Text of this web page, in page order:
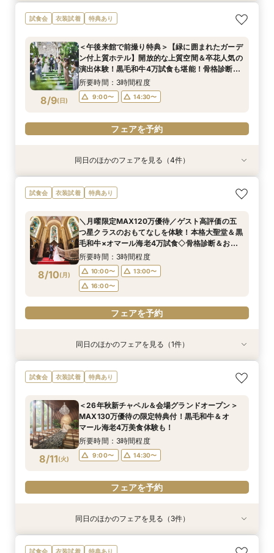
8/8(土)
【歴史感じる独立ステンドグラス大聖堂】記憶に
残る圧巻の空間美＆おもてなし美食を体験！黒毛
所要時間：3時間程度
9:00〜 14:30〜
電話予約のみ
8/8(土)
【初見学におすすめ】予算や日程、不安な事は何
でも相談OK＊選べる3つの会場見学&黒毛和牛4
所要時間：3時間程度
9:00〜 14:30〜
電話予約のみ
8/8(土)
【緑に囲まれたガーデン付上質ホテル】開放的な
上質空間＆卒花人気の演出体験！黒毛和牛4万試
所要時間：3時間程度
9:05〜 14:30〜
電話予約のみ
8/8(土)
＜26年秋新チャペル＆会場グランドオープン＞
MAX130万優待の限定特典付！黒毛和牛＆オ
所要時間：3時間程度
9:05〜 14:30〜
電話予約のみ
試食会 衣装試着 特典あり
8/9(日)
＜午後来館で前撮り特典＞【緑に囲まれたガーデ
ン付上質ホテル】開放的な上質空間＆卒花人気の
演出体験！黒毛和牛4万試食も堪能！骨格診断×
お似合いドレス提案付き
所要時間：3時間程度
9:00〜 14:30〜
フェアを予約
衣装試着 特典あり
8/9(日)
【歴史感じる独立ステンドグラス大聖堂】記憶に
残る圧巻の空間美＆おもてなし美食を体験！黒毛
所要時間：3時間程度
9:00〜 14:30〜
フェアを予約
衣装試着 特典あり
8/9(日)
＜26年秋新チャペル＆会場グランドオープン＞
MAX130万優待の限定特典付！黒毛和牛＆オ
所要時間：3時間程度
9:00〜 14:30〜
フェアを予約
衣装試着 特典あり
8/9(日)
【洗練されたホテルウェディング】五ツ星クラス
のおもてなしを体験！黒毛和牛4万試食で美食を
所要時間：3時間程度
9:05〜 14:30〜
フェアを予約
衣装試着 特典あり
8/9(日)
【初見学におすすめ】予算や日程、不安な事は何
でも相談OK＊選べる3つの会場見学&黒毛和牛4
所要時間：3時間程度
9:05〜 14:30〜
フェアを予約
同日のほかのフェアを見る（4件）
試食会 衣装試着 特典あり
8/10(月)
＼月曜限定MAX120万優待／ゲスト高評価の五
つ星クラスのおもてなしを体験！本格大聖堂＆黒
毛和牛×オマール海老4万試食◇骨格診断＆お似
合いドレス提案付
所要時間：3時間程度
10:00〜
13:00〜
16:00〜
フェアを予約
衣装試着 特典あり
8/10(月)
【初見学におすすめ】相談会×上質ホテルウェ
ディング体験＊選べる3つの会場見学&黒毛和牛4
所要時間：3時間程度
10:00〜
13:00〜
16:00〜
同日のほかのフェアを見る（1件）
試食会 衣装試着 特典あり
8/11(火)
＜26年秋新チャペル＆会場グランドオープン＞
MAX130万優待の限定特典付！黒毛和牛＆オ
マール海老4万美食体験も！
所要時間：3時間程度
9:00〜 14:30〜
フェアを予約
衣装試着 特典あり
【洗練されたホテルウェディング】五ツ星クラス
衣装試着 特典あり
【緑に囲まれたガーデン付上質ホテル】開放的な
衣装試着 特典あり
【初見学におすすめ】予算や日程、不安な事は何
同日のほかのフェアを見る（3件）
試食会 衣装試着 特典あり